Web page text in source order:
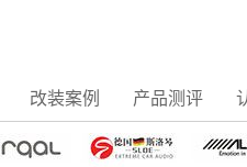
改装案例 产品测评